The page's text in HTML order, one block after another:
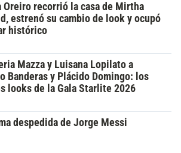
Oreiro recorrió la casa de Mirtha
estrenó su cambio de look y ocupó
histórico
Mazza y Luisana Lopilato a
Banderas y Plácido Domingo: los
looks de la Gala Starlite 2026
despedida de Jorge Messi